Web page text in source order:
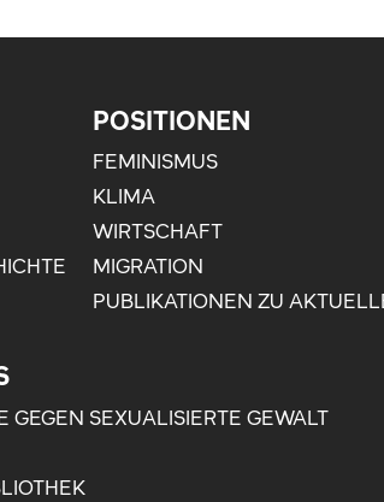
POSITIONEN
FEMINISMUS
KLIMA
WIRTSCHAFT
MIGRATION
PUBLIKATIONEN ZU
GEGEN SEXUALISIERTE GEWALT